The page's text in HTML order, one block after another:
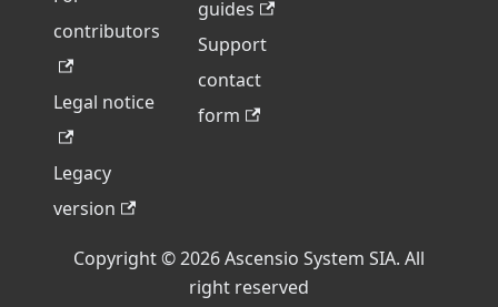
contributors
Legal notice
Legacy
version
guides
Support
contact
form
Copyright © 2026 Ascensio System SIA. All
right reserved